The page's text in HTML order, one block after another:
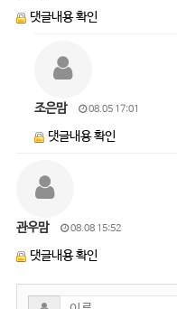
댓글내용 확인
조은맘 08.05 17:01
댓글내용 확인
관우맘 08.08 15:52
댓글내용 확인